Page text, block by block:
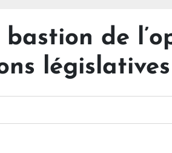
bastion de
législatives